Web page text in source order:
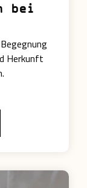
bei
Herkunft